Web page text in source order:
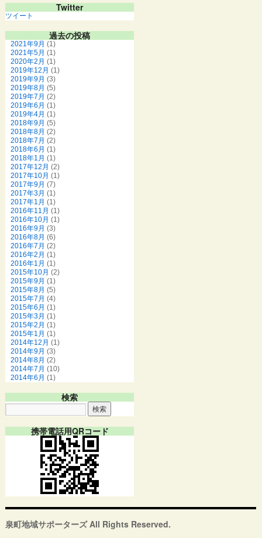
Twitter
ツイート
過去の投稿
2021年9月 (1)
2021年5月 (1)
2020年2月 (1)
2019年12月 (1)
2019年9月 (3)
2019年8月 (5)
2019年7月 (2)
2019年6月 (1)
2019年4月 (1)
2018年9月 (5)
2018年8月 (2)
2018年7月 (2)
2018年6月 (1)
2018年1月 (1)
2017年12月 (2)
2017年10月 (1)
2017年9月 (7)
2017年3月 (1)
2017年1月 (1)
2016年11月 (1)
2016年10月 (1)
2016年9月 (3)
2016年8月 (6)
2016年7月 (2)
2016年2月 (1)
2016年1月 (1)
2015年10月 (2)
2015年9月 (1)
2015年8月 (5)
2015年7月 (4)
2015年6月 (1)
2015年3月 (1)
2015年2月 (1)
2015年1月 (1)
2014年12月 (1)
2014年9月 (3)
2014年8月 (2)
2014年7月 (10)
2014年6月 (1)
検索
携帯電話用QRコード
泉町地域サポーターズ All Rights Reserved.